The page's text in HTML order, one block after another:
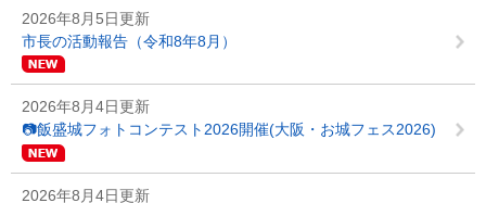
2026年8月5日更新
市長の活動報告（令和8年8月）
2026年8月4日更新
📷飯盛城フォトコンテスト2026開催(大阪・お城フェス2026)
2026年8月4日更新